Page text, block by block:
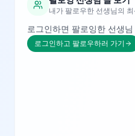
내가 팔로우한 선생님의
로그인하면 팔로잉한 선생
로그인하고 팔로우하러 가기